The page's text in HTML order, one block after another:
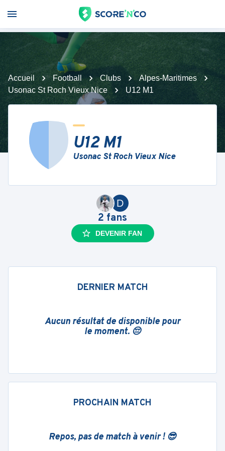
Accueil Football Clubs
Alpes-Maritimes
Usonac St Roch Vieux Nice
U12 M1
U12 M1
Usonac St Roch Vieux Nice
D
2 fans
DEVENIR FAN
DERNIER MATCH
Aucun résultat de disponible pour
le moment. 😔
PROCHAIN MATCH
Repos, pas de match à venir ! 😎